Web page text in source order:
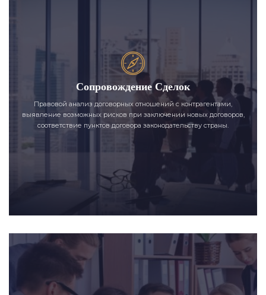
Сопровождение Сделок
Правовой анализ договорных отношений с контрагентами,
выявление возможных рисков при заключении новых договоров,
соответствие пунктов договора законодательству страны.